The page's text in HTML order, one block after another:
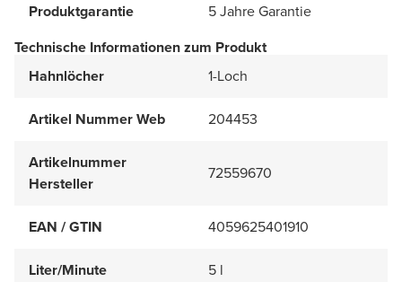
Produktgarantie
5 Jahre Garantie
Technische Informationen zum Produkt
Hahnlöcher
1-Loch
Artikel Nummer Web 204453
Artikelnummer
Hersteller
72559670
EAN / GTIN 4059625401910
Liter/Minute 5 l